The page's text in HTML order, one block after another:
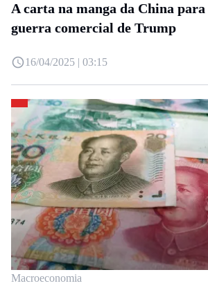
A carta na manga da China
guerra comercial de Trump
16/04/2025 | 03:15
Macroeconomia